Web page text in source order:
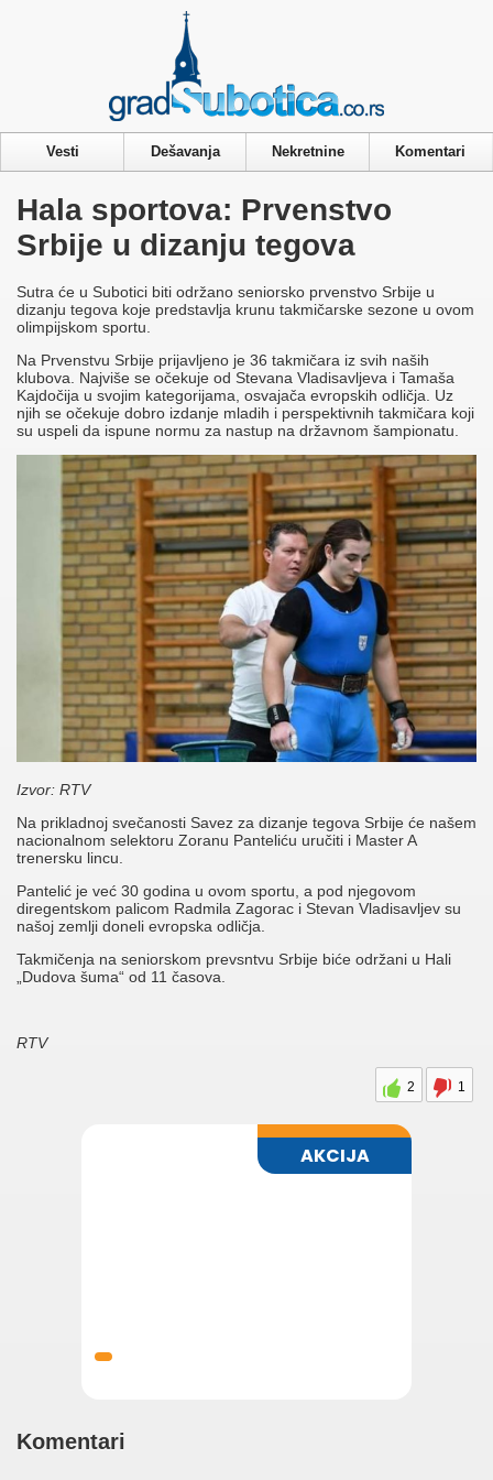
Vesti Dešavanja Nekretnine Komentari
Hala sportova: Prvenstvo
Srbije u dizanju tegova
Sutra će u Subotici biti održano seniorsko prvenstvo Srbije u
dizanju tegova koje predstavlja krunu takmičarske sezone u ovom
olimpijskom sportu.
Na Prvenstvu Srbije prijavljeno je 36 takmičara iz svih naših
klubova. Najviše se očekuje od Stevana Vladisavljeva i Tamaša
Kajdočija u svojim kategorijama, osvajača evropskih odličja. Uz
njih se očekuje dobro izdanje mladih i perspektivnih takmičara koji
su uspeli da ispune normu za nastup na državnom šampionatu.
Izvor: RTV
Na prikladnoj svečanosti Savez za dizanje tegova Srbije će našem
nacionalnom selektoru Zoranu Panteliću uručiti i Master A
trenersku lincu.
Pantelić je već 30 godina u ovom sportu, a pod njegovom
diregentskom palicom Radmila Zagorac i Stevan Vladisavljev su
našoj zemlji doneli evropska odličja.
Takmičenja na seniorskom prevsntvu Srbije biće održani u Hali
„Dudova šuma“ od 11 časova.
RTV
2 1
Komentari
Privacy & Cookies Policy